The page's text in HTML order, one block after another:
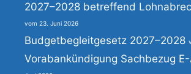
2027–2028 betreffend
23. Juni 2026
Budgetbegleitgesetz 2027–2028
Vorabankündigung Sachbezug